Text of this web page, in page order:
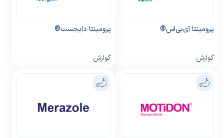
پرومینتا آی‌بی‌اس®
گوارش
پرومینتا دایجست®
گوارش